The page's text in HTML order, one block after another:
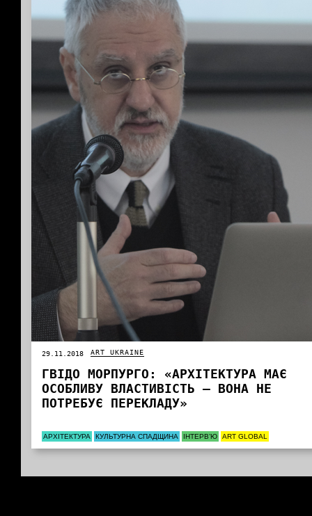
29.11.2018 ART UKRAINE
ГВІДО МОРПУРГО: «АРХІТЕКТУРА МАЄ
ОСОБЛИВУ ВЛАСТИВІСТЬ – ВОНА НЕ
ПОТРЕБУЄ ПЕРЕКЛАДУ»
АРХІТЕКТУРА КУЛЬТУРНА СПАДЩИНА ІНТЕРВ’Ю ART GLOBAL